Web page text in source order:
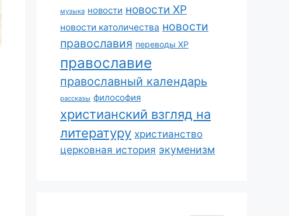
музыка новости новости ХР
новости католичества новости
православия переводы ХР
православие
православный календарь
рассказы философия
христианский взгляд на
литературу христианство
церковная история экуменизм